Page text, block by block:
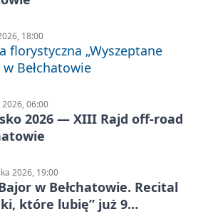
18:00
florystyczna „Wyszeptane
w Bełchatowie
06:00
2026 — XIII Rajd off‑road
2026, 19:00
w Bełchatowie. Recital
które lubię” już 9